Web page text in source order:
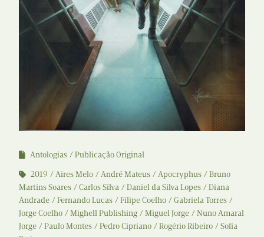
Antologias
Publicação Original
2019
Aires Melo André Mateus Apocryphus
Bruno
Martins Soares
Carlos Silva Daniel da Silva Lopes
Diana
Andrade
Fernando Lucas Filipe Coelho
Gabriela Torres
Jorge Coelho
Mighell Publishing Miguel Jorge
Nuno Amaral
Jorge
Paulo Montes Pedro Cipriano Rogério Ribeiro
Sofia